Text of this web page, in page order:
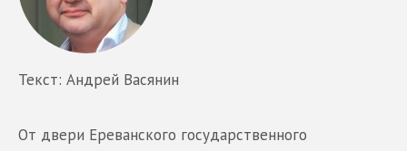
Текст: Андрей Васянин
От двери Ереванского государственного